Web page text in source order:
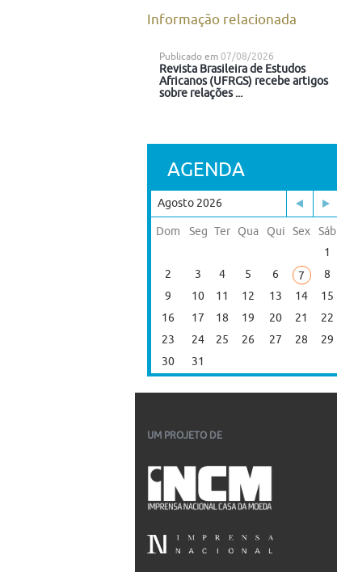
Informação relacionada
Publicado em 07/08/2026
Revista Brasileira de Estudos
Africanos (UFRGS) recebe artigos
sobre relações ...
AGENDA
Agosto 2026
Dom Seg Ter Qua Qui Sex
Sáb
1
2
3 4 5 6 7
8
9
10 11 12 13 14
15
16
17 18 19 20 21
22
23
24 25 26 27 28
29
30
31
UM PROJETO DE